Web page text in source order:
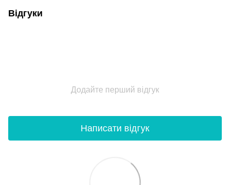
Відгуки
Додайте перший відгук
Написати відгук